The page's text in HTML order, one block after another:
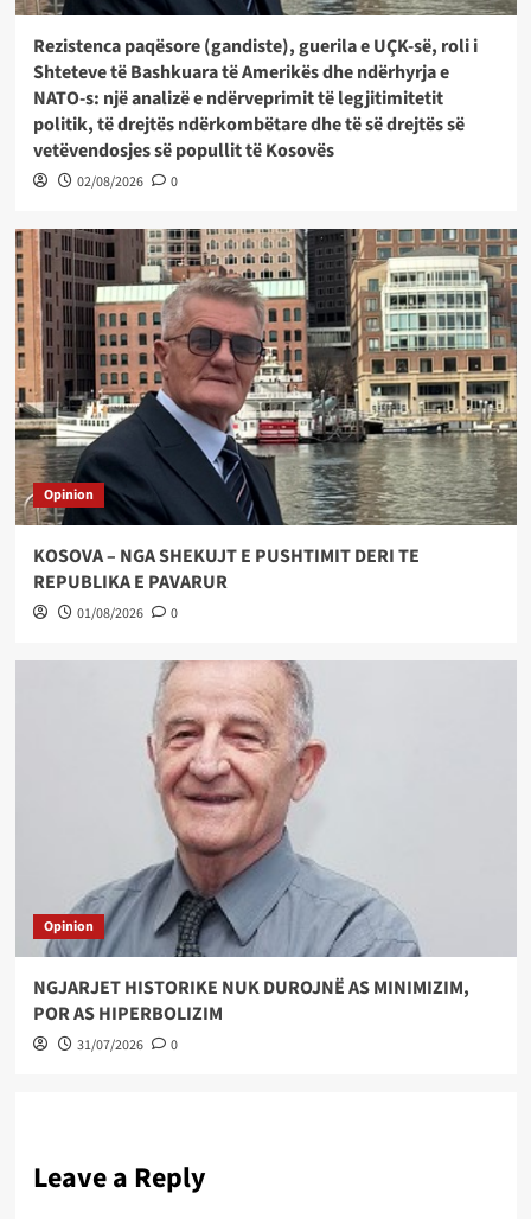
Rezistenca paqësore (gandiste), guerila e UÇK-së, roli i
Shteteve të Bashkuara të Amerikës dhe ndërhyrja e
NATO-s: një analizë e ndërveprimit të legjitimitetit
politik, të drejtës ndërkombëtare dhe të së drejtës së
vetëvendosjes së popullit të Kosovës
02/08/2026 0
Opinion
KOSOVA – NGA SHEKUJT E PUSHTIMIT DERI TE
REPUBLIKA E PAVARUR
01/08/2026 0
Opinion
NGJARJET HISTORIKE NUK DUROJNË AS MINIMIZIM,
POR AS HIPERBOLIZIM
31/07/2026 0
Leave a Reply